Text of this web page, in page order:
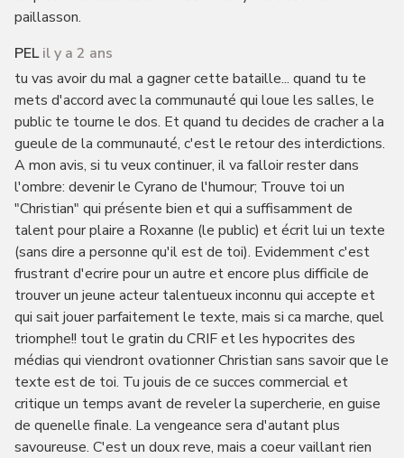
paillasson.
PEL il y a 2 ans
tu vas avoir du mal a gagner cette bataille... quand tu te
mets d'accord avec la communauté qui loue les salles, le
public te tourne le dos. Et quand tu decides de cracher a la
gueule de la communauté, c'est le retour des interdictions.
A mon avis, si tu veux continuer, il va falloir rester dans
l'ombre: devenir le Cyrano de l'humour; Trouve toi un
"Christian" qui présente bien et qui a suffisamment de
talent pour plaire a Roxanne (le public) et écrit lui un texte
(sans dire a personne qu'il est de toi). Evidemment c'est
frustrant d'ecrire pour un autre et encore plus difficile de
trouver un jeune acteur talentueux inconnu qui accepte et
qui sait jouer parfaitement le texte, mais si ca marche, quel
triomphe!! tout le gratin du CRIF et les hypocrites des
médias qui viendront ovationner Christian sans savoir que le
texte est de toi. Tu jouis de ce succes commercial et
critique un temps avant de reveler la supercherie, en guise
de quenelle finale. La vengeance sera d'autant plus
savoureuse. C'est un doux reve, mais a coeur vaillant rien